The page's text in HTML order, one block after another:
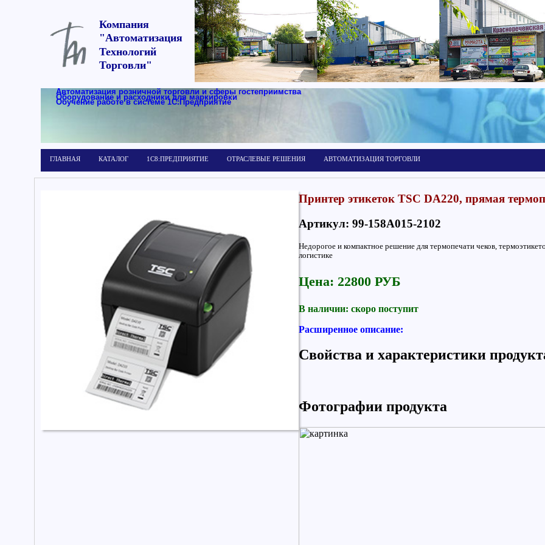
Компания
"Автоматизация
Технологий
Торговли"
Автоматизация розничной торговли и сферы гостеприимства
Оборудование и расходники для маркировки
Обучение работе в системе 1С:Предприятие
ГЛАВНАЯ КАТАЛОГ 1С8:ПРЕДПРИЯТИЕ ОТРАСЛЕВЫЕ РЕШЕНИЯ АВТОМАТИЗАЦИЯ ТОРГОВЛИ
Принтер этикеток TSC DA220, прямая
Артикул: 99-158A015-2102
Недорогое и компактное решение для термопечати чеков,
логистике
Цена: 22800 РУБ
В наличии: скоро поступит
Расширенное описание:
Свойства и характеристики
Фотографии продукта